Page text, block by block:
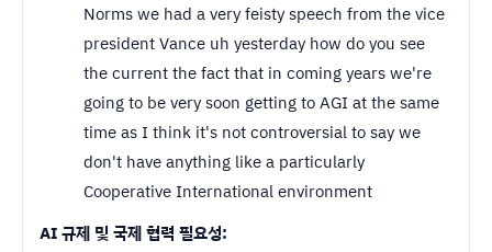
Norms we had a very feisty speech from the vice
president Vance uh yesterday how do you see
the current the fact that in coming years we're
going to be very soon getting to AGI at the same
time as I think it's not controversial to say we
don't have anything like a particularly
Cooperative International environment
AI 규제 및 국제 협력 필요성: